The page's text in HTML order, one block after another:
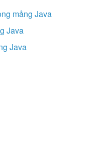
mảng Java
Java
Java